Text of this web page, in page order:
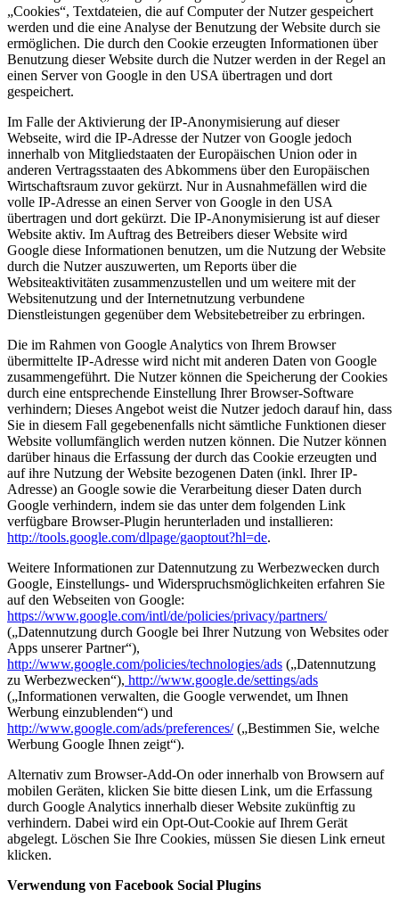
„Cookies“, Textdateien, die auf Computer der Nutzer gespeichert
werden und die eine Analyse der Benutzung der Website durch sie
ermöglichen. Die durch den Cookie erzeugten Informationen über
Benutzung dieser Website durch die Nutzer werden in der Regel an
einen Server von Google in den USA übertragen und dort
gespeichert.
Im Falle der Aktivierung der IP-Anonymisierung auf dieser
Webseite, wird die IP-Adresse der Nutzer von Google jedoch
innerhalb von Mitgliedstaaten der Europäischen Union oder in
anderen Vertragsstaaten des Abkommens über den Europäischen
Wirtschaftsraum zuvor gekürzt. Nur in Ausnahmefällen wird die
volle IP-Adresse an einen Server von Google in den USA
übertragen und dort gekürzt. Die IP-Anonymisierung ist auf dieser
Website aktiv. Im Auftrag des Betreibers dieser Website wird
Google diese Informationen benutzen, um die Nutzung der Website
durch die Nutzer auszuwerten, um Reports über die
Websiteaktivitäten zusammenzustellen und um weitere mit der
Websitenutzung und der Internetnutzung verbundene
Dienstleistungen gegenüber dem Websitebetreiber zu erbringen.
Die im Rahmen von Google Analytics von Ihrem Browser
übermittelte IP-Adresse wird nicht mit anderen Daten von Google
zusammengeführt. Die Nutzer können die Speicherung der Cookies
durch eine entsprechende Einstellung Ihrer Browser-Software
verhindern; Dieses Angebot weist die Nutzer jedoch darauf hin, dass
Sie in diesem Fall gegebenenfalls nicht sämtliche Funktionen dieser
Website vollumfänglich werden nutzen können. Die Nutzer können
darüber hinaus die Erfassung der durch das Cookie erzeugten und
auf ihre Nutzung der Website bezogenen Daten (inkl. Ihrer IP-
Adresse) an Google sowie die Verarbeitung dieser Daten durch
Google verhindern, indem sie das unter dem folgenden Link
verfügbare Browser-Plugin herunterladen und installieren:
http://tools.google.com/dlpage/gaoptout?hl=de.
Weitere Informationen zur Datennutzung zu Werbezwecken durch
Google, Einstellungs- und Widerspruchsmöglichkeiten erfahren Sie
auf den Webseiten von Google:
https://www.google.com/intl/de/policies/privacy/partners/
(„Datennutzung durch Google bei Ihrer Nutzung von Websites oder
Apps unserer Partner“),
http://www.google.com/policies/technologies/ads („Datennutzung
zu Werbezwecken“), http://www.google.de/settings/ads
(„Informationen verwalten, die Google verwendet, um Ihnen
Werbung einzublenden“) und
http://www.google.com/ads/preferences/(„Bestimmen Sie, welche
Werbung Google Ihnen zeigt“).
Alternativ zum Browser-Add-On oder innerhalb von Browsern auf
mobilen Geräten, klicken Sie bitte diesen Link, um die Erfassung
durch Google Analytics innerhalb dieser Website zukünftig zu
verhindern. Dabei wird ein Opt-Out-Cookie auf Ihrem Gerät
abgelegt. Löschen Sie Ihre Cookies, müssen Sie diesen Link erneut
klicken.
Verwendung von Facebook Social Plugins